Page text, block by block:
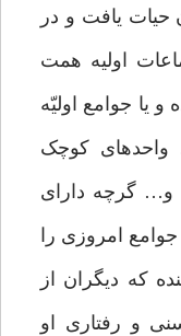
حیات یافت و در
اولیه همت
و یا جوامع اولیّه
کوچک
و… گرچه داراى
امروزى را
که دیگران از
و رفتارى او